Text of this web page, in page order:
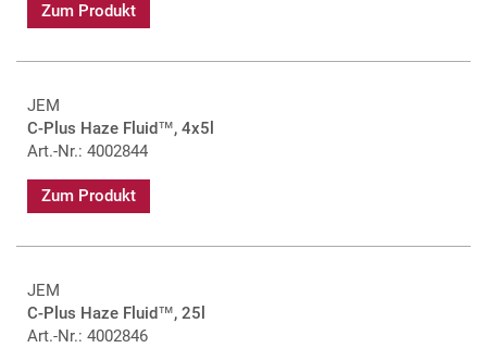
Zum Produkt
JEM
C-Plus Haze Fluid™, 4x5l
Art.-Nr.: 4002844
Zum Produkt
JEM
C-Plus Haze Fluid™, 25l
Art.-Nr.: 4002846